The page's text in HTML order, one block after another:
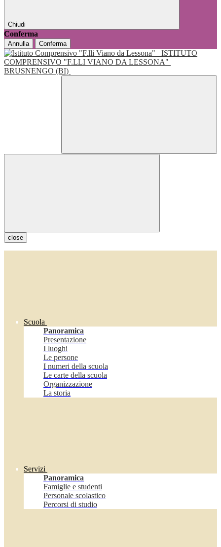
Chiudi
Conferma
Annulla Conferma
ISTITUTO
COMPRENSIVO "F.LLI VIANO DA LESSONA"
BRUSNENGO (BI)
close
Scuola
Panoramica
Presentazione
I luoghi
Le persone
I numeri della scuola
Le carte della scuola
Organizzazione
La storia
Servizi
Panoramica
Famiglie e studenti
Personale scolastico
Percorsi di studio